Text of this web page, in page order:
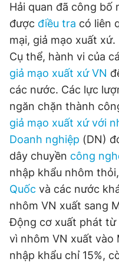
Đọc Thanh Niên trên
Theo dõi báo trên
Hotline
0906 645 777
Đặt báo Quảng cáo
Tổng biên tập: Nguyễn Ngọc
Phó tổng biên tập thường
Phó tổng biên tập: Lâm Hiếu
Phó tổng biên tập: Trần
Tổng thư ký tòa soạn: Đức
Hải quan đã công bố
được điều tra có liên
mại, giả mạo xuất xứ.
Cụ thể, hành vi của
giả mạo xuất xứ VN
các nước. Các lực
ngăn chặn thành
giả mạo xuất xứ với
Doanh nghiệp (DN)
dây chuyền công
nhập khẩu nhôm
Quốc và các nước
nhôm VN xuất sang
Động cơ xuất phát từ
vì nhôm VN xuất vào
nhập khẩu chỉ 15%,